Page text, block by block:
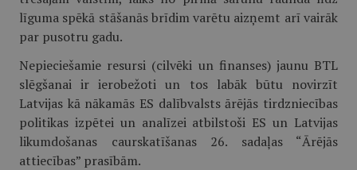
līguma spēkā stāšanās brīdim varētu aizņemt arī vairāk
par pusotru gadu.
Nepieciešamie resursi (cilvēki un finanses) jaunu BTL
slēgšanai ir ierobežoti un tos labāk būtu novirzīt
Latvijas kā nākamās ES dalībvalsts ārējās tirdzniecības
politikas izpētei un analīzei atbilstoši ES un Latvijas
likumdošanas caurskatīšanas 26. sadaļas “Ārējās
attiecības” prasībām.